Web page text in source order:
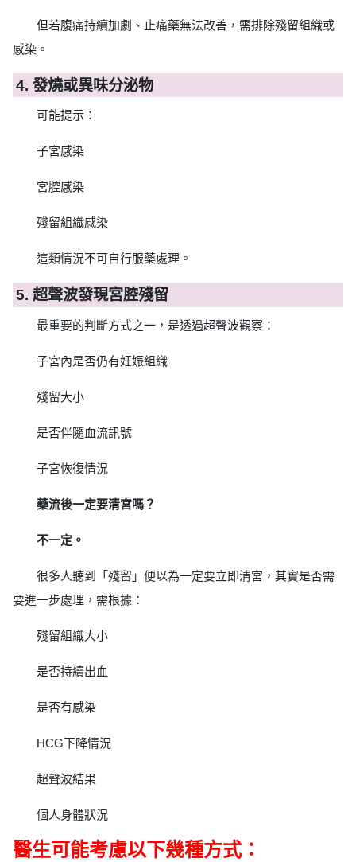
但若腹痛持續加劇、止痛藥無法改善，需排除殘留組織或
感染。
4. 發燒或異味分泌物
可能提示：
子宮感染
宮腔感染
殘留組織感染
這類情況不可自行服藥處理。
5. 超聲波發現宮腔殘留
最重要的判斷方式之一，是透過超聲波觀察：
子宮內是否仍有妊娠組織
殘留大小
是否伴隨血流訊號
子宮恢復情況
藥流後一定要清宮嗎？
不一定。
很多人聽到「殘留」便以為一定要立即清宮，其實是否需
要進一步處理，需根據：
殘留組織大小
是否持續出血
是否有感染
HCG下降情況
超聲波結果
個人身體狀況
醫生可能考慮以下幾種方式：